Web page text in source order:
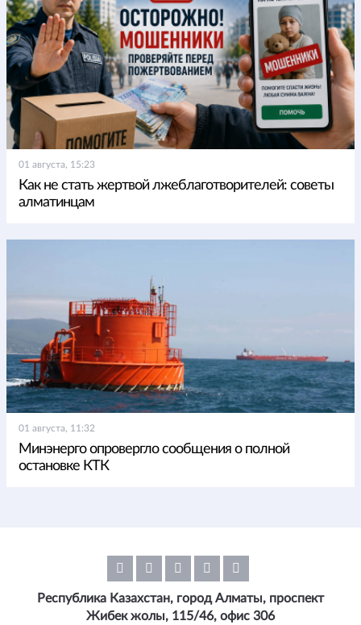
01 августа, 15:23
Как не стать жертвой лжеблаготворителей: советы
алматинцам
01 августа, 11:32
Минэнерго опровергло сообщения о полной
остановке КТК
Республика Казахстан, город Алматы, проспект
Жибек жолы, 115/46, офис 306